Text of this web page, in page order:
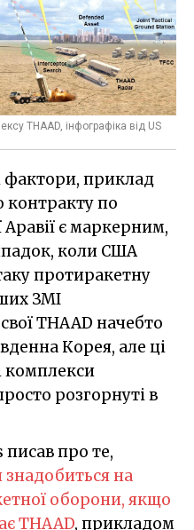
THAAD, інфографіка від US
фактори, приклад
контракту по
Аравії є маркерним,
коли США
протиракетну
ЗМІ
THAAD начебто
Корея, але ці
комплекси
розгорнуті в
писав про те,
знадобиться на
оборони, якщо
THAAD, прикладом